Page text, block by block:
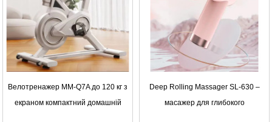
Велотренажер MM-Q7A до 120 кг з
екраном компактний домашній
Deep Rolling Massager SL-630 –
масажер для глибокого